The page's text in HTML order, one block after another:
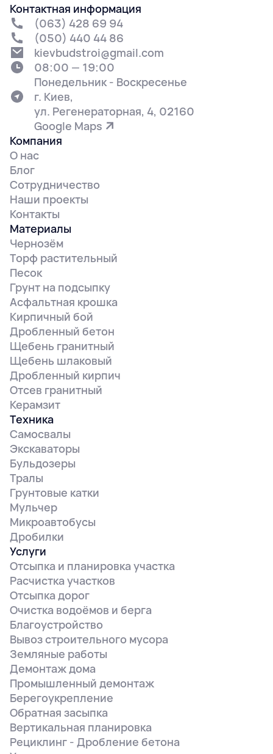
Компания
О нас
Блог
Сотрудничество
Наши проекты
Контакты
Контактная информация
(063) 428 69 94
(050) 440 44 86
kievbudstroi@gmail.com
08:00 — 19:00
Понедельник - Воскресенье
г. Киев,
ул. Регенераторная, 4, 02160
Google Maps
Материалы
Чернозём
Торф растительный
Песок
Грунт на подсыпку
Асфальтная крошка
Кирпичный бой
Дробленный бетон
Щебень гранитный
Щебень шлаковый
Дробленный кирпич
Отсев гранитный
Керамзит
Техника
Самосвалы
Экскаваторы
Бульдозеры
Тралы
Грунтовые катки
Мульчер
Микроавтобусы
Дробилки
Услуги
Отсыпка и планировка участка
Расчистка участков
Отсыпка дорог
Очистка водоёмов и берга
Благоустройство
Вывоз строительного мусора
Земляные работы
Демонтаж дома
Промышленный демонтаж
Берегоукрепление
Обратная засыпка
Вертикальная планировка
Рециклинг - Дробление бетона